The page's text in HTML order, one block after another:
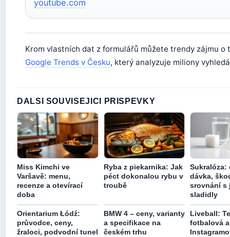
youtube.com
Krom vlastních dat z formulářů můžete trendy zájmu o
Google Trends v Česku, který analyzuje miliony
DALSI SOUVISEJICI PRISPEVKY
Miss Kimchi ve
Varšavě: menu,
recenze a otevírací
doba
Ryba z piekarnika: Jak
péct dokonalou rybu v
troubě
Sukralóza:
dávka,
srovnání s
sladidly
Orientarium Łódź:
průvodce, ceny,
žraloci, podvodní tunel
BMW 4 – ceny, varianty
a specifikace na
českém trhu
Liveball:
fotbalová